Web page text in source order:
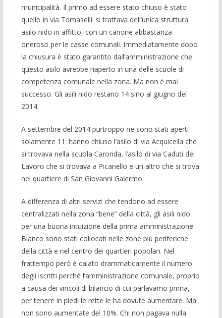
municipalità. Il primo ad essere stato chiuso è stato
quello in via Tomaselli: si trattava dell’unica struttura
asilo nido in affitto, con un canone abbastanza
oneroso per le casse comunali. Immediatamente dopo
la chiusura è stato garantito dall’amministrazione che
questo asilo avrebbe riaperto in una delle scuole di
competenza comunale nella zona. Ma non è mai
successo. Gli asili nido restano 14 sino al giugno del
2014.
A settembre del 2014 purtroppo ne sono stati aperti
solamente 11: hanno chiuso l’asilo di via Acquicella che
si trovava nella scuola Caronda, l’asilo di via Caduti del
Lavoro che si trovava a Picanello e un altro che si trova
nel quartiere di San Giovanni Galermo.
A differenza di altri servizi che tendono ad essere
centralizzati nella zona “bene” della città, gli asili nido
per una buona intuizione della prima amministrazione
Bianco sono stati collocati nelle zone più periferiche
della città e nel centro dei quartieri popolari. Nel
frattempo però è calato drammaticamente il numero
degli iscritti perché l’amministrazione comunale, proprio
a causa dei vincoli di bilancio di cui parlavamo prima,
per tenere in piedi le rette le ha dovute aumentare. Ma
non sono aumentate del 10%. Chi non pagava nulla